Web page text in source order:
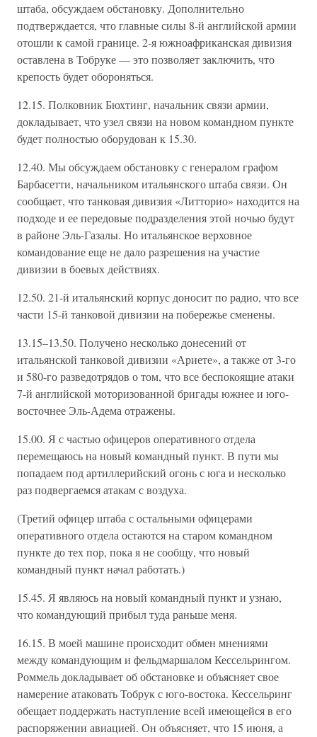
штаба, обсуждаем обстановку. Дополнительно
подтверждается, что главные силы 8-й английской армии
отошли к самой границе. 2-я южноафриканская дивизия
оставлена в Тобруке — это позволяет заключить, что
крепость будет обороняться.
12.15. Полковник Бюхтинг, начальник связи армии,
докладывает, что узел связи на новом командном пункте
будет полностью оборудован к 15.30.
12.40. Мы обсуждаем обстановку с генералом графом
Барбасетти, начальником итальянского штаба связи. Он
сообщает, что танковая дивизия «Литторио» находится на
подходе и ее передовые подразделения этой ночью будут
в районе Эль-Газалы. Но итальянское верховное
командование еще не дало разрешения на участие
дивизии в боевых действиях.
12.50. 21-й итальянский корпус доносит по радио, что все
части 15-й танковой дивизии на побережье сменены.
13.15–13.50. Получено несколько донесений от
итальянской танковой дивизии «Ариете», а также от 3-го
и 580-го разведотрядов о том, что все беспокоящие атаки
7-й английской моторизованной бригады южнее и юго-
восточнее Эль-Адема отражены.
15.00. Я с частью офицеров оперативного отдела
перемещаюсь на новый командный пункт. В пути мы
попадаем под артиллерийский огонь с юга и несколько
раз подвергаемся атакам с воздуха.
(Третий офицер штаба с остальными офицерами
оперативного отдела остаются на старом командном
пункте до тех пор, пока я не сообщу, что новый
командный пункт начал работать.)
15.45. Я являюсь на новый командный пункт и узнаю,
что командующий прибыл туда раньше меня.
16.15. В моей машине происходит обмен мнениями
между командующим и фельдмаршалом Кессельрингом.
Роммель докладывает об обстановке и объясняет свое
намерение атаковать Тобрук с юго-востока. Кессельринг
обещает поддержать наступление всей имеющейся в его
распоряжении авиацией. Он объясняет, что 15 июня, а